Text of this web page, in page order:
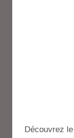
Découvrez